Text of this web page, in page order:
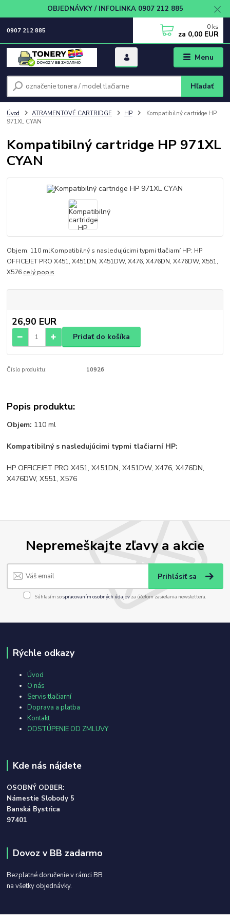
OBJEDNÁVKY / INFOLINKA 0907 212 885
Menu
Hľadať
0907 212 885 0 ks
za 0,00 EUR
Úvod ATRAMENTOVÉ CARTRIDGE HP
Kompatibilný cartridge HP
971XL CYAN
Kompatibilný cartridge HP 971XL
CYAN
Objem: 110 mlKompatibilný s nasledujúcimi typmi tlačiarní HP: HP
OFFICEJET PRO X451, X451DN, X451DW, X476, X476DN, X476DW, X551,
X576 celý popis
26,90 EUR
Pridať do košíka
Číslo produktu: 10926
Popis produktu:
Objem: 110 ml
Kompatibilný s nasledujúcimi typmi tlačiarní HP:
HP OFFICEJET PRO X451, X451DN, X451DW, X476, X476DN,
X476DW, X551, X576
Nepremeškajte zľavy a akcie
Prihlásiť sa
Súhlasím sospracovaním osobných údajov za účelom zasielania newslettera.
Rýchle odkazy
Úvod
O nás
Servis tlačiarní
Doprava a platba
Kontakt
ODSTÚPENIE OD ZMLUVY
Kde nás nájdete
OSOBNÝ ODBER:
Námestie Slobody 5
Banská Bystrica
97401
Dovoz v BB zadarmo
Bezplatné doručenie v rámci BB
na všetky objednávky.